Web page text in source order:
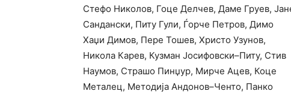
Стефо Николов, Гоце Делчев, Даме Груев,
Сандански, Питу Гули, Ѓорче Петров, Димо
Хаџи Димов, Пере Тошев, Христо Узунов,
Никола Карев, Кузман Јосифовски–Питу, Стив
Наумов, Страшо Пинџур, Мирче Ацев, Коце
Металец, Методија Андонов–Ченто, Панко